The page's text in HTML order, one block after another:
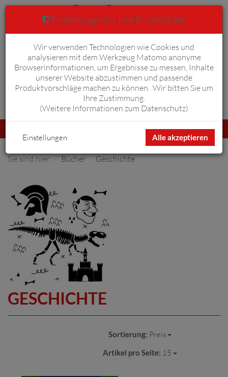
Anmelden Warenkorb 0
umschalten
Sie sind hier: Bücher Geschichte
GESCHICHTE
Sortierung: Preis
Artikel pro Seite: 15
Einstellungen für Ihre Privatsphäre
Wir verwenden Technologien wie Cookies und
analysieren mit dem Werkzeug Matomo anonyme
Browserinformationen, um Ergebnisse zu messen, Inhalte
unserer Website abzustimmen und passende
Produktvorschläge machen zu können. Wir bitten Sie um
Ihre Zustimmung.
(Weitere Informationen zum Datenschutz)
Alle akzeptieren
Einstellungen